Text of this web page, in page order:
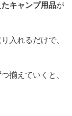
キャンプ用品が
入れるだけで、
揃えていくと、